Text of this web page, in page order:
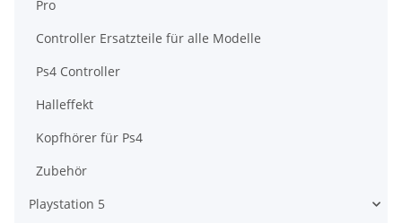
Pro
Controller Ersatzteile für alle Modelle
Ps4 Controller
Halleffekt
Kopfhörer für Ps4
Zubehör
Playstation 5